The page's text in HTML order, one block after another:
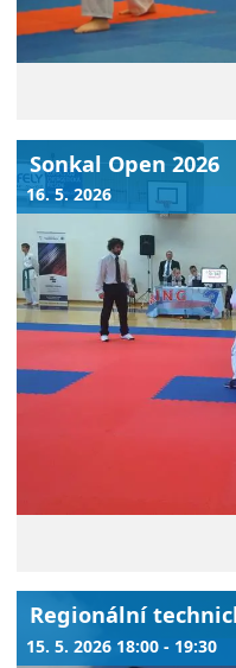
Sonkal Open 2026
16. 5. 2026
Regionální
15. 5. 2026 18:00 - 19:30